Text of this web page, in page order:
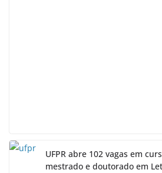
UFPR abre 102 vagas em
mestrado e doutorado em